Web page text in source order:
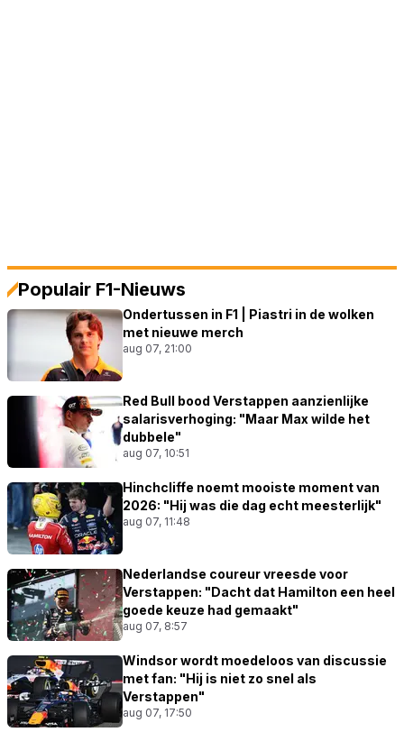
Populair F1-Nieuws
Ondertussen in F1 | Piastri in de wolken
met nieuwe merch
aug 07, 21:00
Red Bull bood Verstappen aanzienlijke
salarisverhoging: "Maar Max wilde het
dubbele"
aug 07, 10:51
Hinchcliffe noemt mooiste moment van
2026: "Hij was die dag echt meesterlijk"
aug 07, 11:48
Nederlandse coureur vreesde voor
Verstappen: "Dacht dat Hamilton een heel
goede keuze had gemaakt"
aug 07, 8:57
Windsor wordt moedeloos van discussie
met fan: "Hij is niet zo snel als
Verstappen"
aug 07, 17:50